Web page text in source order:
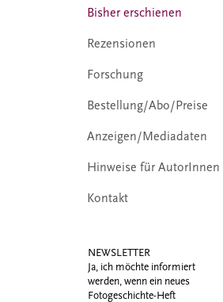
Bisher erschienen
Rezensionen
Forschung
Bestellung/Abo/Preise
Anzeigen/Mediadaten
Hinweise für AutorInnen
Kontakt
NEWSLETTER
Ja, ich möchte informiert
werden, wenn ein neues
Fotogeschichte-Heft